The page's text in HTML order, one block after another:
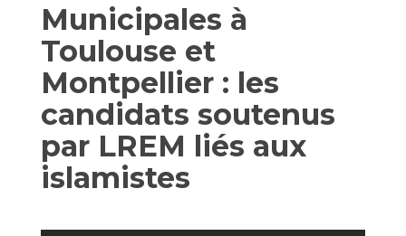
Municipales à
Toulouse et
Montpellier : les
candidats soutenus
par LREM liés aux
islamistes